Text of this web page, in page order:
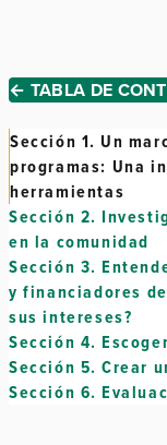
← TABLA DE
Sección 1. Un
programas: Una
herramientas
Sección 2.
en la comunidad
Sección 3.
y financiadores
sus intereses?
Sección 4.
Sección 5. Crear
Sección 6.